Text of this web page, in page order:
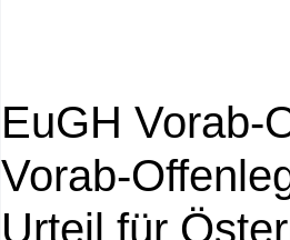
EuGH Vorab-
Vorab-
Urteil für